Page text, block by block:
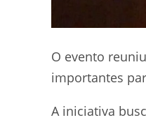
O evento
importantes
A iniciativa